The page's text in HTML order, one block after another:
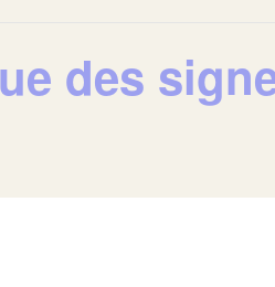
des